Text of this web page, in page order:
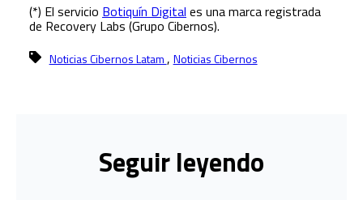
(*) El servicio Botiquín Digital es una marca registrada
de Recovery Labs (Grupo Cibernos).
Noticias Cibernos Latam, Noticias Cibernos
Seguir leyendo